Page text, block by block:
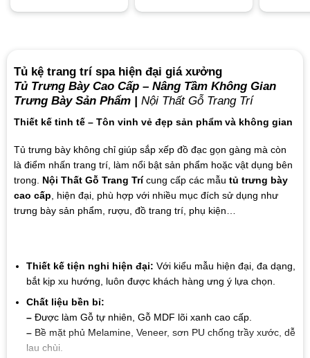
Tủ kệ trang trí spa hiện đại giá xưởng
Tủ Trưng Bày Cao Cấp – Nâng Tầm Không Gian
Trưng Bày Sản Phẩm | Nội Thất Gỗ Trang Trí
Thiết kế tinh tế – Tôn vinh vẻ đẹp sản phẩm và không gian
Tủ trưng bày không chỉ giúp sắp xếp đồ đạc gọn gàng mà còn
là điểm nhấn trang trí, làm nổi bật sản phẩm hoặc vật dụng bên
trong. Nội Thất Gỗ Trang Trícung cấp các mẫu tủ trưng bày
cao cấp , hiện đại, phù hợp với nhiều mục đích sử dụng như
trưng bày sản phẩm, rượu, đồ trang trí, phụ kiện…
Thiết kế tiện nghi hiện đại: Với kiểu mẫu hiện đại, đa dạng,
bắt kịp xu hướng, luôn được khách hàng ưng ý lựa chọn.
Chất liệu bền bỉ:
–Được làm Gỗ tự nhiên, Gỗ MDF lõi xanh cao cấp.
–Bề mặt phủ Melamine, Veneer, sơn PU chống trầy xước, dễ
lau chùi.